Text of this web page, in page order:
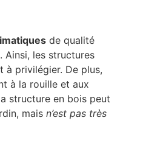
de qualité
. Ainsi, les structures
à privilégier. De plus,
à la rouille et aux
structure en bois peut
mais n’est pas très